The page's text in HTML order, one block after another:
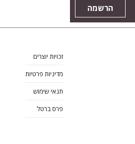
הרשמה
זכויות יוצרים
מדיניות פרטיות
תנאי שימוש
פרס ברטל